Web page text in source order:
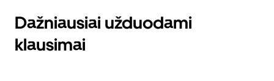
Dažniausiai užduodami
klausimai